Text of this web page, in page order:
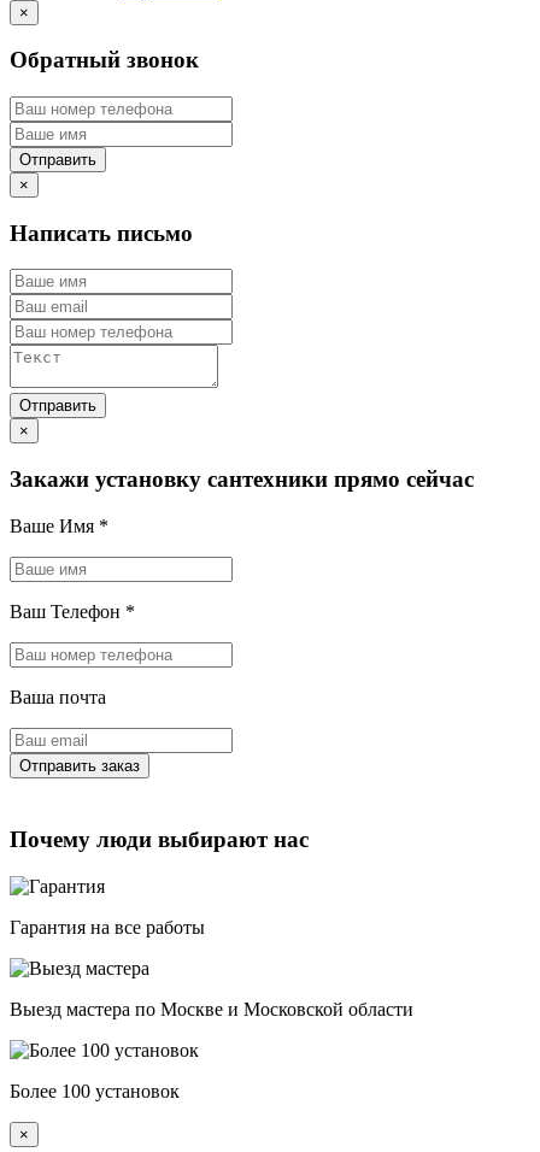
×
Обратный звонок
×
Написать письмо
×
Закажи установку сантехники прямо сейчас
Ваше Имя *
Ваш Телефон *
Ваша почта
Почему люди выбирают нас
Гарантия на все работы
Выезд мастера по Москве и Московской области
Более 100 установок
×